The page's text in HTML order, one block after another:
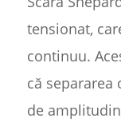
tensionat,
continuu.
că
de